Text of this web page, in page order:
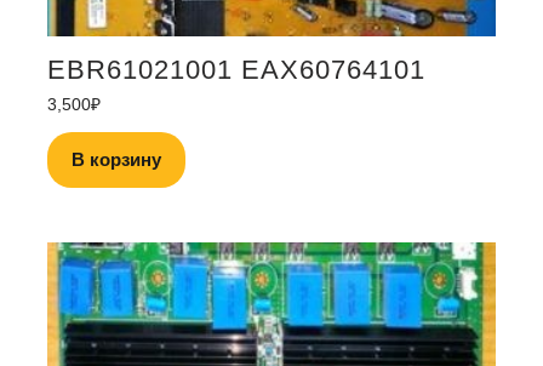
EBR61021001 EAX60764101
3,500₽
В корзину